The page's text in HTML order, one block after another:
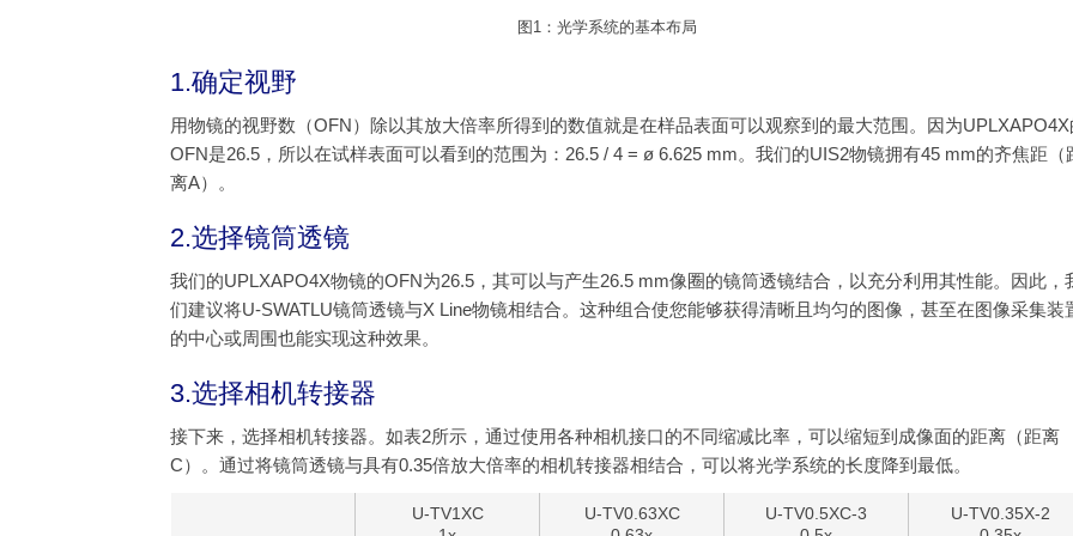
图1：光学系统的基本布局
1.确定视野
用物镜的视野数（OFN）除以其放大倍率所得到的数值就是在样品表面可以观察到的最大范围。因为UPLXAPO4X
OFN是26.5，所以在试样表面可以看到的范围为：26.5 / 4 = ø 6.625 mm。我们的UIS2物镜拥有45 mm的齐焦距（
离A）。
2.选择镜筒透镜
我们的UPLXAPO4X物镜的OFN为26.5，其可以与产生26.5 mm像圈的镜筒透镜结合，以充分利用其性能。因此，
们建议将U-SWATLU镜筒透镜与X Line物镜相结合。这种组合使您能够获得清晰且均匀的图像，甚至在图像采集装
的中心或周围也能实现这种效果。
3.选择相机转接器
接下来，选择相机转接器。如表2所示，通过使用各种相机接口的不同缩减比率，可以缩短到成像面的距离（距离
C）。通过将镜筒透镜与具有0.35倍放大倍率的相机转接器相结合，可以将光学系统的长度降到最低。
U-TV1XC
U-TV0.63XC
U-TV0.5XC-3
U-TV0.35X-2